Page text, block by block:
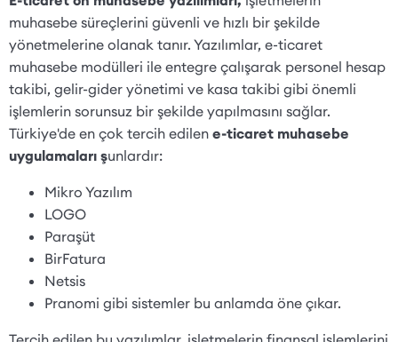
muhasebe süreçlerini güvenli ve hızlı bir şekilde
yönetmelerine olanak tanır. Yazılımlar, e-ticaret
muhasebe modülleri ile entegre çalışarak personel hesap
takibi, gelir-gider yönetimi ve kasa takibi gibi önemli
işlemlerin sorunsuz bir şekilde yapılmasını sağlar.
Türkiye'de en çok tercih edilen e-ticaret muhasebe
uygulamaları şunlardır:
Mikro Yazılım
LOGO
Paraşüt
BirFatura
Netsis
Pranomi gibi sistemler bu anlamda öne çıkar.